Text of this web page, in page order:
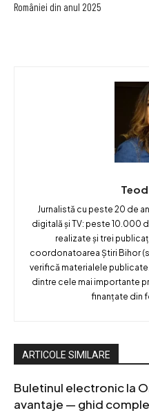
României din anul 2025
Jurnalistă cu peste 20 de
digitală și TV: peste 10.000
realizate și trei
coordonatoarea Știri Bihor
verifică materialele
dintre cele mai importante
finanțate din
ARTICOLE SIMILARE
Buletinul electronic la
avantaje — ghid